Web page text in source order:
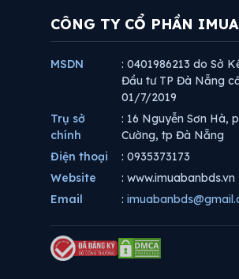
CÔNG TY CỔ PHẦN
MSDN
: 0401986213 do Sở
Đầu tư TP Đà Nẵng
01/7/2019
Trụ sở
chính
: 16 Nguyễn Sơn Hà,
Cường, tp Đà Nẵng
Điện thoại
: 0935373173
Website
: www.imuabanbds.vn
Email
: